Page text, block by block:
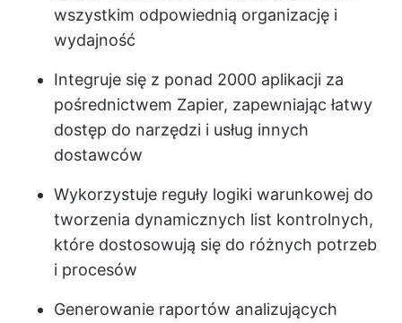
wszystkim odpowiednią organizację i
wydajność
Integruje się z ponad 2000 aplikacji za
pośrednictwem Zapier, zapewniając łatwy
dostęp do narzędzi i usług innych
dostawców
Wykorzystuje reguły logiki warunkowej do
tworzenia dynamicznych list kontrolnych,
które dostosowują się do różnych potrzeb
i procesów
Generowanie raportów analizujących